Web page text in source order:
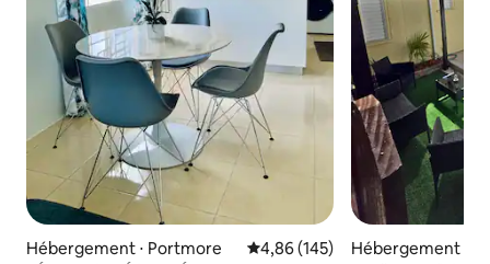
Hébergement ⋅ Portmore Évaluation moyenne sur la
4,86 (145)
Hébergement ⋅